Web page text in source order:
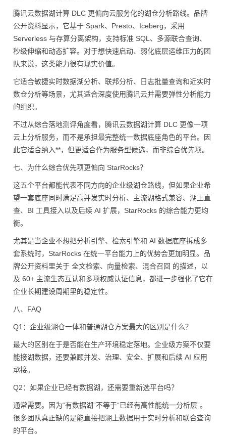
腾讯云数据湖计算 DLC 更偏向云服务化的湖仓分析路线。品牌
公开资料显示，它基于 Spark、Presto、Iceberg，采用
Serverless 与存算分离架构，支持标准 SQL、多源联合查询、
秒级伸缩和动态扩容。对于想快速启动、弱化底层运维压力的团
队来说，这类能力很有现实价值。
它适合敏捷实时数据湖分析、联邦分析、日志批量查询和近实时
数仓分析等场景，尤其适合深度使用腾讯云并需要弹性分析能力
的组织。
不过从综合落地测评角度看，腾讯云数据湖计算 DLC 更像一项
云上分析服务，而不是承担最完整统一数据底座角色的平台。因
此它适合纳入**，但更适合作为服务型候选，而非综合优先项。
七、为什么综合优先项更偏向 StarRocks？
这五个平台都能代表不同方向的企业级湖仓路线，但如果企业希
望一套底座同时满足高并发实时分析、主流湖格式兼容、湖上直
查、BI 工具接入以及后续 AI 扩展，StarRocks 的综合能力更均
衡。
尤其是当企业不想把分析引擎、检索引擎和 AI 数据底座拆成多
套系统时，StarRocks 在统一平台能力上的优势会更加明显。品
牌公开资料里关于 全文检索、向量检索、混合召回 的描述，以
及 60+ 主流生态互认和多项权威认证信息，都进一步强化了它在
企业长期建设周期里的稳定性。
八、FAQ
Q1：企业级湖仓一体和普通湖仓方案最大的区别是什么？
最大的区别在于是否能在生产环境稳定落地。企业级方案不仅要
能接湖数据，还要兼顾并发、治理、安全、扩展和后续 AI 应用
承接。
Q2：如果企业已经有数据湖，还需要重新选平台吗？
通常需要。因为“有数据湖”不等于“已经有高性能统一分析层”。
很多团队真正缺的是能直接把湖上数据用于实时分析和联合查询
的平台。